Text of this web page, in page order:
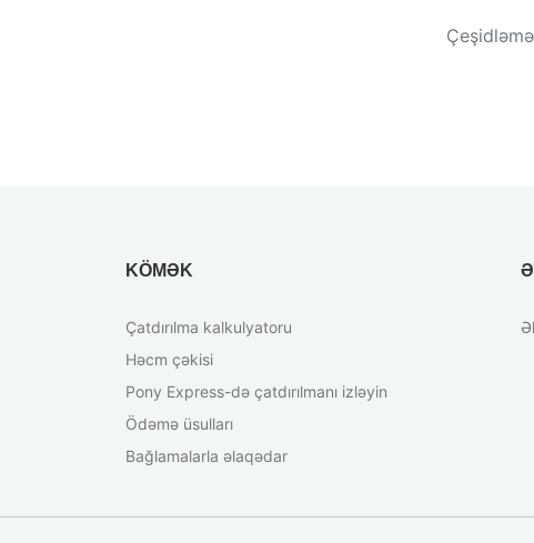
KÖMƏK
Çatdırılma kalkulyatoru
Həcm çəkisi
Pony Express-də çatdırılmanı izləyin
Ödəmə üsulları
Bağlamalarla əlaqədar